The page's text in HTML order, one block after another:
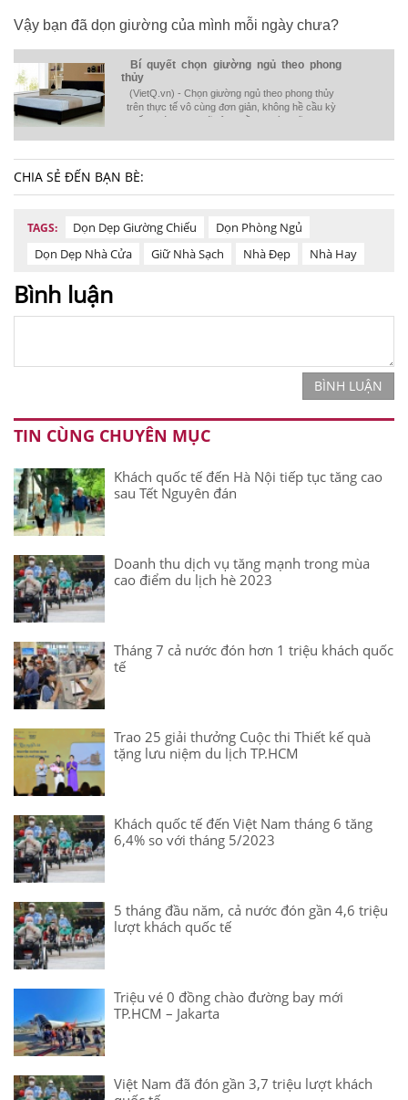
Vậy bạn đã dọn giường của mình mỗi ngày chưa?
Bí quyết chọn giường ngủ theo phong
thủy
(VietQ.vn) - Chọn giường ngủ theo phong thủy
trên thực tế vô cùng đơn giản, không hề cầu kỳ
giống với suy nghĩ của nhiều người. Hãy tham
CHIA SẺ ĐẾN BẠN BÈ:
TAGS: Dọn Dẹp Giường Chiếu
Dọn Phòng Ngủ
Dọn Dẹp Nhà Cửa
Giữ Nhà Sạch Nhà Đẹp Nhà Hay
Bình luận
BÌNH LUẬN
TIN CÙNG CHUYÊN MỤC
Khách quốc tế đến Hà Nội tiếp tục tăng cao
sau Tết Nguyên đán
Doanh thu dịch vụ tăng mạnh trong mùa
cao điểm du lịch hè 2023
Tháng 7 cả nước đón hơn 1 triệu khách quốc
tế
Trao 25 giải thưởng Cuộc thi Thiết kế quà
tặng lưu niệm du lịch TP.HCM
Khách quốc tế đến Việt Nam tháng 6 tăng
6,4% so với tháng 5/2023
5 tháng đầu năm, cả nước đón gần 4,6 triệu
lượt khách quốc tế
Triệu vé 0 đồng chào đường bay mới
TP.HCM – Jakarta
Việt Nam đã đón gần 3,7 triệu lượt khách